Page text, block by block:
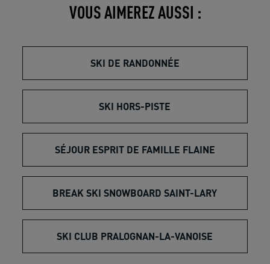
VOUS AIMEREZ AUSSI :
SKI DE RANDONNÉE
SKI HORS-PISTE
SÉJOUR ESPRIT DE FAMILLE FLAINE
BREAK SKI SNOWBOARD SAINT-LARY
SKI CLUB PRALOGNAN-LA-VANOISE